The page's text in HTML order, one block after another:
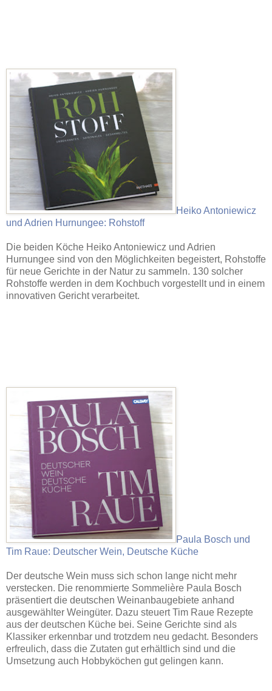
Heiko Antoniewicz
und Adrien Hurnungee: Rohstoff
Die beiden Köche Heiko Antoniewicz und Adrien
Hurnungee sind von den Möglichkeiten begeistert, Rohstoffe
für neue Gerichte in der Natur zu sammeln. 130 solcher
Rohstoffe werden in dem Kochbuch vorgestellt und in einem
innovativen Gericht verarbeitet.
Paula Bosch und
Tim Raue: Deutscher Wein, Deutsche Küche
Der deutsche Wein muss sich schon lange nicht mehr
verstecken. Die renommierte Sommelière Paula Bosch
präsentiert die deutschen Weinanbaugebiete anhand
ausgewählter Weingüter. Dazu steuert Tim Raue Rezepte
aus der deutschen Küche bei. Seine Gerichte sind als
Klassiker erkennbar und trotzdem neu gedacht. Besonders
erfreulich, dass die Zutaten gut erhältlich sind und die
Umsetzung auch Hobbyköchen gut gelingen kann.